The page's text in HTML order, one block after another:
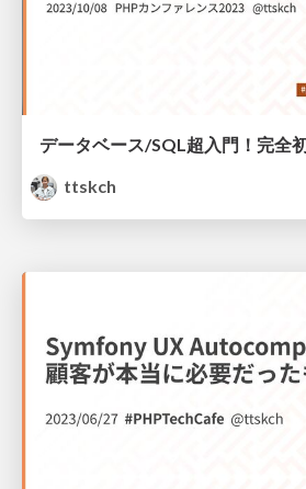
ttskch